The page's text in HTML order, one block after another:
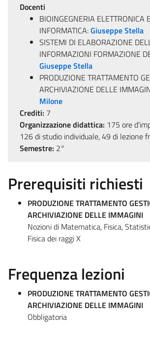
Docenti
BIOINGEGNERIA ELETTRONICA
INFORMATICA:Giuseppe Stella
SISTEMI DI ELABORAZIONE
INFORMAZIONI FORMAZIONE
Giuseppe Stella
PRODUZIONE TRATTAMENTO
ARCHIVIAZIONE DELLE
Milone
Crediti: 7
Organizzazione didattica: 175 ore
126 di studio individuale, 49 di lezione
Semestre: 2°
Prerequisiti richiesti
PRODUZIONE TRATTAMENTO
ARCHIVIAZIONE DELLE IMMAGINI
Nozioni di Matematica, Fisica,
Fisica dei raggi X
Frequenza lezioni
PRODUZIONE TRATTAMENTO
ARCHIVIAZIONE DELLE IMMAGINI
Obbligatoria